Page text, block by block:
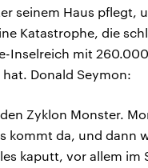
seinem Haus pflegt,
Katastrophe, die
Inselreich mit
Donald Seymon:
Zyklon Monster.
kommt da, und dann
kaputt, vor allem im